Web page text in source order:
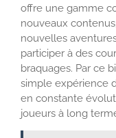
offre une gamme
nouveaux
nouvelles
participer à des
braquages. Par ce
simple expérience
en constante
joueurs à long